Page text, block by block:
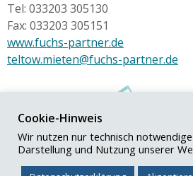
Tel: 033203 305130
Fax: 033203 305151
www.fuchs-partner.de
teltow.mieten@fuchs-partner.de
© Fuchs+Partner
Impressum|
Cookie-Hinweis
Wir nutzen nur technisch
Darstellung und Nutzung unserer